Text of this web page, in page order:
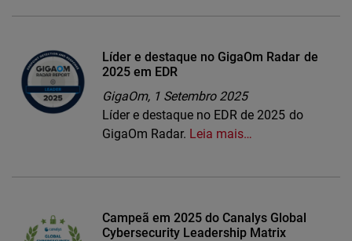
Líder e destaque no GigaOm Radar de
2025 em EDR
GigaOm, 1 Setembro 2025
Líder e destaque no EDR de 2025 do
GigaOm Radar. Leia mais…
Campeã em 2025 do Canalys Global
Cybersecurity Leadership Matrix